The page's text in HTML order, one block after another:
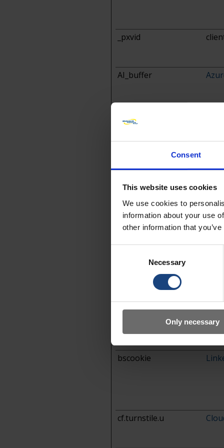
Consent
This website uses cookies
We use cookies to
information about your use
other information that
Necessary
Only necessary
_pxvid
AI_buffer
ai_session
ARRAffinity
ARRAffinitySameSite
bscookie
cf.turnstile.u